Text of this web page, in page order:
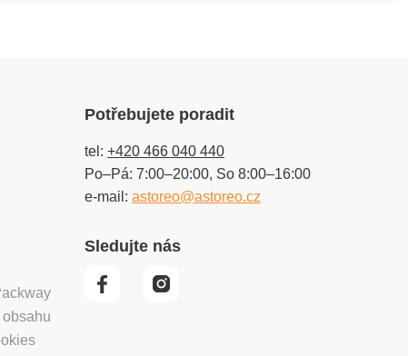
Potřebujete poradit
tel: +420 466 040 440
Po–Pá: 7:00–20:00, So 8:00–16:00
e-mail: astoreo@astoreo.cz
Sledujte nás